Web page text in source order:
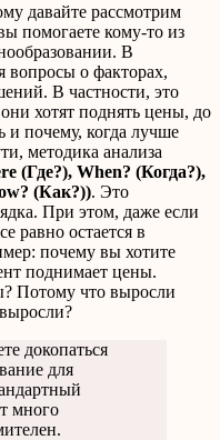
давайте рассмотрим
помогаете кому-то из
В
вопросы о факторах,
В частности, это
хотят поднять цены, до
и почему, когда лучше
методика анализа
(Где?), When? (Когда?),
(Как?)). Это
При этом, даже если
равно остается в
почему вы хотите
поднимает цены.
Потому что выросли
докопаться
для
много